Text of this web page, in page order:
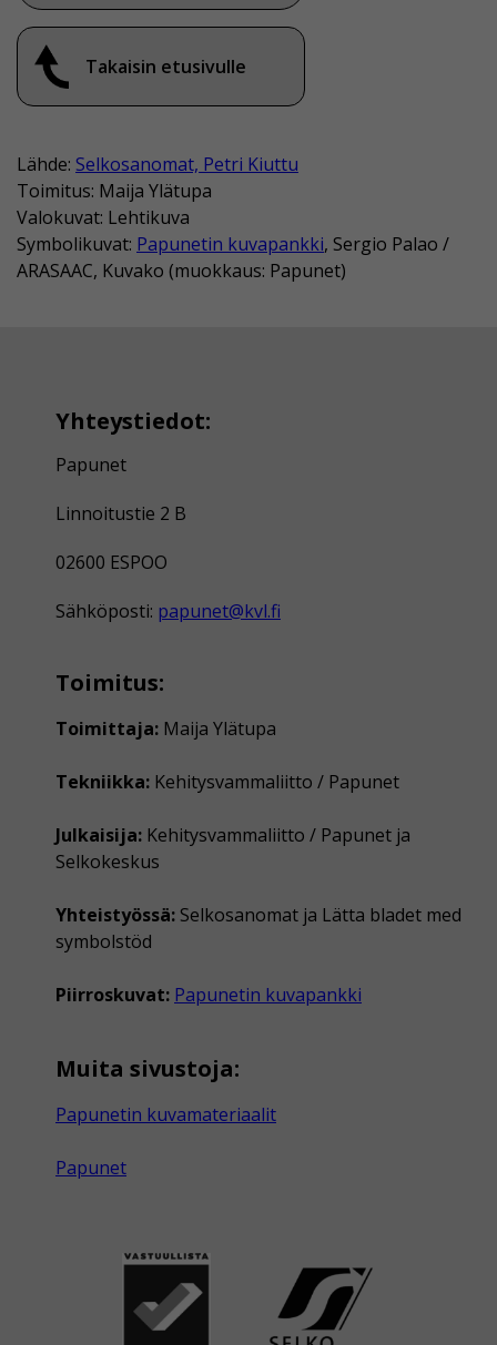
Takaisin etusivulle
Lähde: Selkosanomat, Petri Kiuttu
Toimitus: Maija Ylätupa
Valokuvat: Lehtikuva
Symbolikuvat: Papunetin kuvapankki, Sergio Palao /
ARASAAC, Kuvako (muokkaus: Papunet)
Yhteystiedot:
Papunet
Linnoitustie 2 B
02600 ESPOO
Sähköposti: papunet@kvl.fi
Toimitus:
Toimittaja: Maija Ylätupa
Tekniikka: Kehitysvammaliitto / Papunet
Julkaisija: Kehitysvammaliitto / Papunet ja
Selkokeskus
Yhteistyössä: Selkosanomat ja Lätta bladet med
symbolstöd
Piirroskuvat: Papunetin kuvapankki
Muita sivustoja:
Papunetin kuvamateriaalit
Papunet